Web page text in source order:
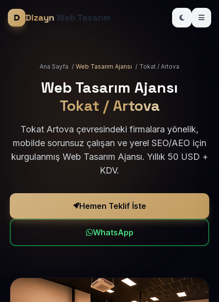
Dizayn Web Tasarım
Ana Sayfa / Web Tasarım Ajansı / Tokat / Artova
Web Tasarım Ajansı
Tokat / Artova
Tokat Artova çevresindeki firmalara yönelik,
mobilde sorunsuz çalışan ve yerel SEO/AEO için
kurgulanmış Web Tasarım Ajansı. Yıllık 50 USD +
KDV.
Hemen Teklif İste
WhatsApp